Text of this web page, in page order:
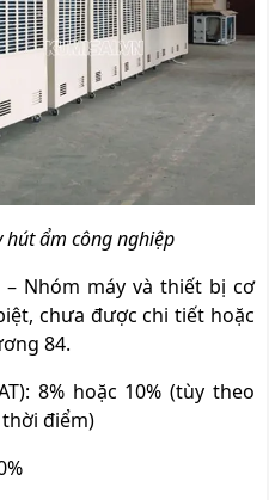
hút ẩm công nghiệp
– Nhóm máy và thiết bị cơ
chưa được chi tiết hoặc
84.
8% hoặc 10% (tùy theo
điểm)